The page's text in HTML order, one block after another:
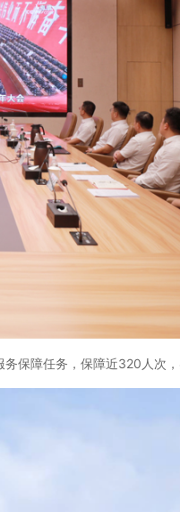
障任务，保障近320人次，实